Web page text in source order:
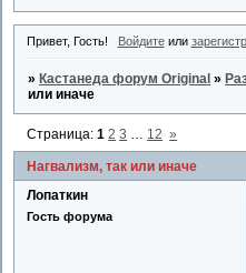
Привет, Гость! Войдитеили
» Кастанеда форум Original »
или иначе
Нагвализм, так или иначе
Страница:1 2 3 12 »
Лопаткин
Гость форума